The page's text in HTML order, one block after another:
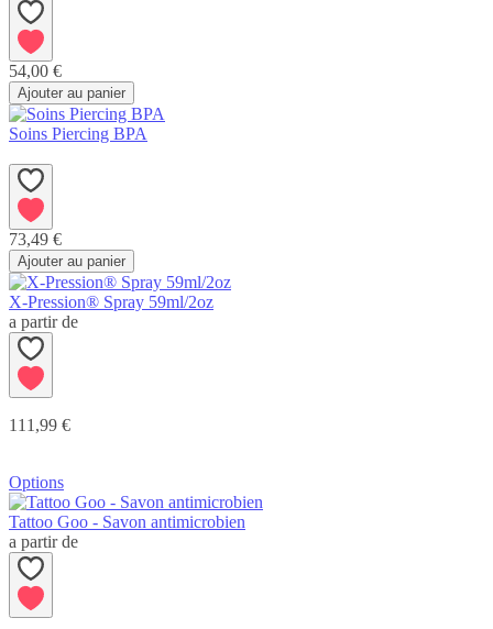
54,00 €
Ajouter au panier
Soins Piercing BPA
73,49 €
Ajouter au panier
X-Pression® Spray 59ml/2oz
a partir de
111,99 €
Options
Tattoo Goo - Savon antimicrobien
a partir de